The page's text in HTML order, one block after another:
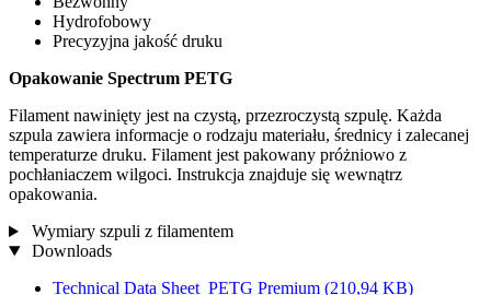
Hydrofobowy
Precyzyjna jakość druku
Opakowanie Spectrum PETG
Filament nawinięty jest na czystą, przezroczystą szpulę. Każda
szpula zawiera informacje o rodzaju materiału, średnicy i zalecanej
temperaturze druku. Filament jest pakowany próżniowo z
pochłaniaczem wilgoci. Instrukcja znajduje się wewnątrz
opakowania.
Wymiary szpuli z filamentem
Downloads
Technical Data Sheet_PETG Premium (210,94 KB)